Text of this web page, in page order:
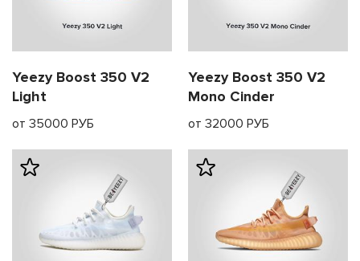
Yeezy Boost 350 V2
Light
от 35000 РУБ
Yeezy Boost 350 V2
Mono Cinder
от 32000 РУБ